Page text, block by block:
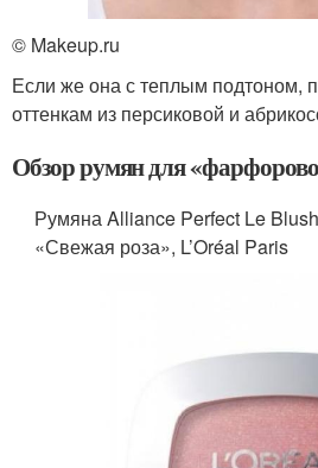
© Makeup.ru
Если же она с теплым подтоном,
оттенкам из персиковой и
Обзор румян для
Румяна Alliance Perfect Le
«Свежая роза», L’Oréal Paris